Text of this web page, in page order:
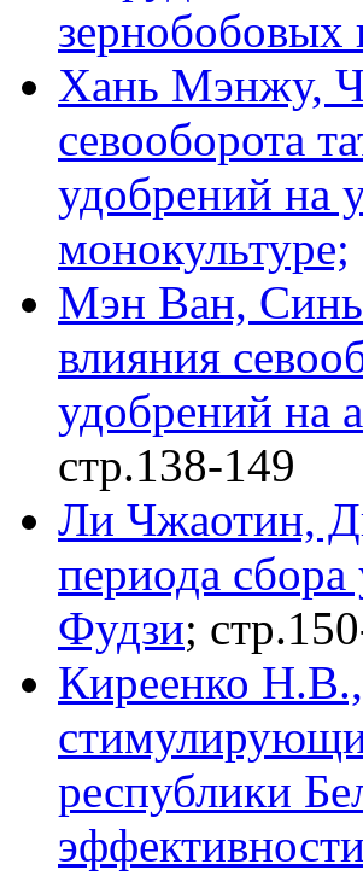
зернобобовых
Хань Мэнжу,
севооборота
удобрений на
монокультуре;
Мэн Ван,
влияния
удобрений на
стр.138-149
Ли Чжаотин,
периода
Фудзи;
Киреенко
республики